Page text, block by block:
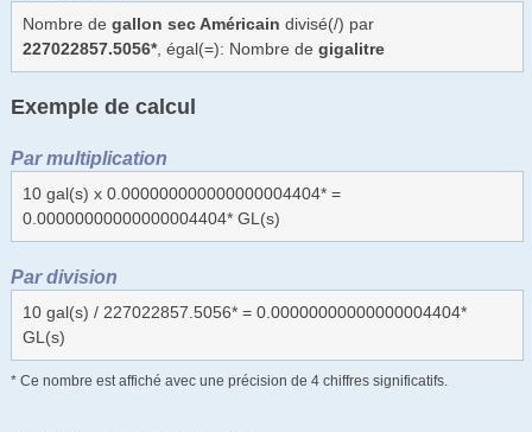
Nombre de gallon sec Américain divisé(/) par
227022857.5056*, égal(=): Nombre de gigalitre
Exemple de calcul
Par multiplication
10 gal(s) x 0.000000000000000004404* =
0.00000000000000004404* GL(s)
Par division
10 gal(s) / 227022857.5056* = 0.00000000000000004404*
GL(s)
* Ce nombre est affiché avec une précision de 4 chiffres significatifs.